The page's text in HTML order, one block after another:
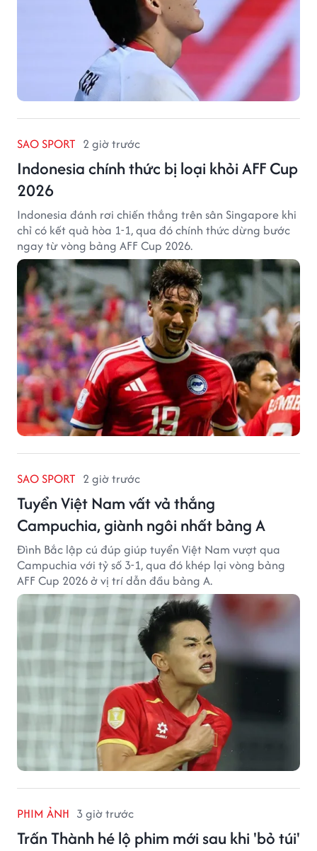
SAO SPORT 2 giờ trước
Indonesia chính thức bị loại khỏi AFF Cup
2026
Indonesia đánh rơi chiến thắng trên sân Singapore khi
chỉ có kết quả hòa 1-1, qua đó chính thức dừng bước
ngay từ vòng bảng AFF Cup 2026.
SAO SPORT 2 giờ trước
Tuyển Việt Nam vất vả thắng
Campuchia, giành ngôi nhất bảng A
Đình Bắc lập cú đúp giúp tuyển Việt Nam vượt qua
Campuchia với tỷ số 3-1, qua đó khép lại vòng bảng
AFF Cup 2026 ở vị trí dẫn đầu bảng A.
PHIM ẢNH 3 giờ trước
Trấn Thành hé lộ phim mới sau khi 'bỏ túi'